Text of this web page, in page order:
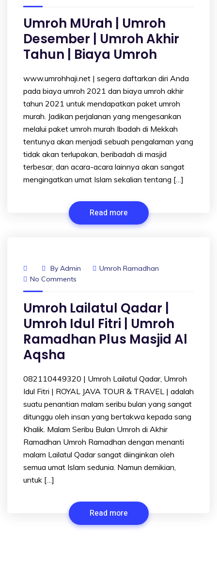
Umroh MUrah | Umroh
Desember | Umroh Akhir
Tahun | Biaya Umroh
www.umrohhaji.net | segera daftarkan diri Anda
pada biaya umroh 2021 dan biaya umroh akhir
tahun 2021 untuk mendapatkan paket umroh
murah. Jadikan perjalanan yang mengesankan
melalui paket umroh murah Ibadah di Mekkah
tentunya akan menjadi sebuah pengalaman yang
tidak akan terlupakan, beribadah di masjid
terbesar, dan acara-acara lainnya akan sangat
mengingatkan umat Islam sekalian tentang […]
Read more
By Admin
Umroh Ramadhan
No Comments
Umroh Lailatul Qadar |
Umroh Idul Fitri | Umroh
Ramadhan Plus Masjid Al
Aqsha
082110449320 | Umroh Lailatul Qadar, Umroh
Idul Fitri | ROYAL JAVA TOUR & TRAVEL | adalah
suatu penantian malam seribu bulan yang sangat
ditunggu oleh insan yang bertakwa kepada sang
Khalik. Malam Seribu Bulan Umroh di Akhir
Ramadhan Umroh Ramadhan dengan menanti
malam Lailatul Qadar sangat diinginkan oleh
semua umat Islam sedunia. Namun demikian,
untuk […]
Read more